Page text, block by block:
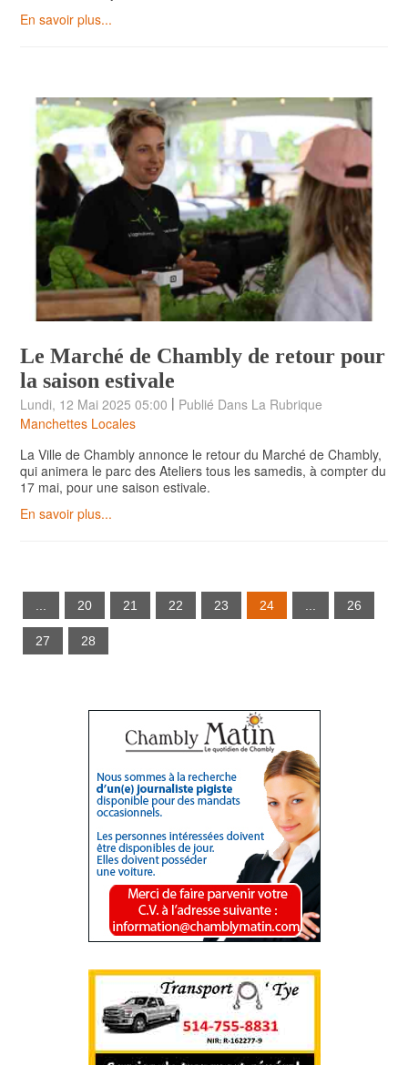
En savoir plus...
Le Marché de Chambly de retour pour
la saison estivale
Lundi, 12 Mai 2025 05:00 | Publié Dans La Rubrique
Manchettes Locales
La Ville de Chambly annonce le retour du Marché de Chambly,
qui animera le parc des Ateliers tous les samedis, à compter du
17 mai, pour une saison estivale.
En savoir plus...
20 21 22 23 24 26
27 28